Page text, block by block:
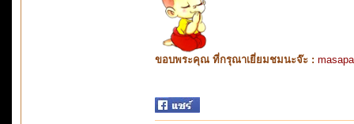
ขอบพระคุณ ที่กรุณาเยี่ยมชมนะจ๊ะ :